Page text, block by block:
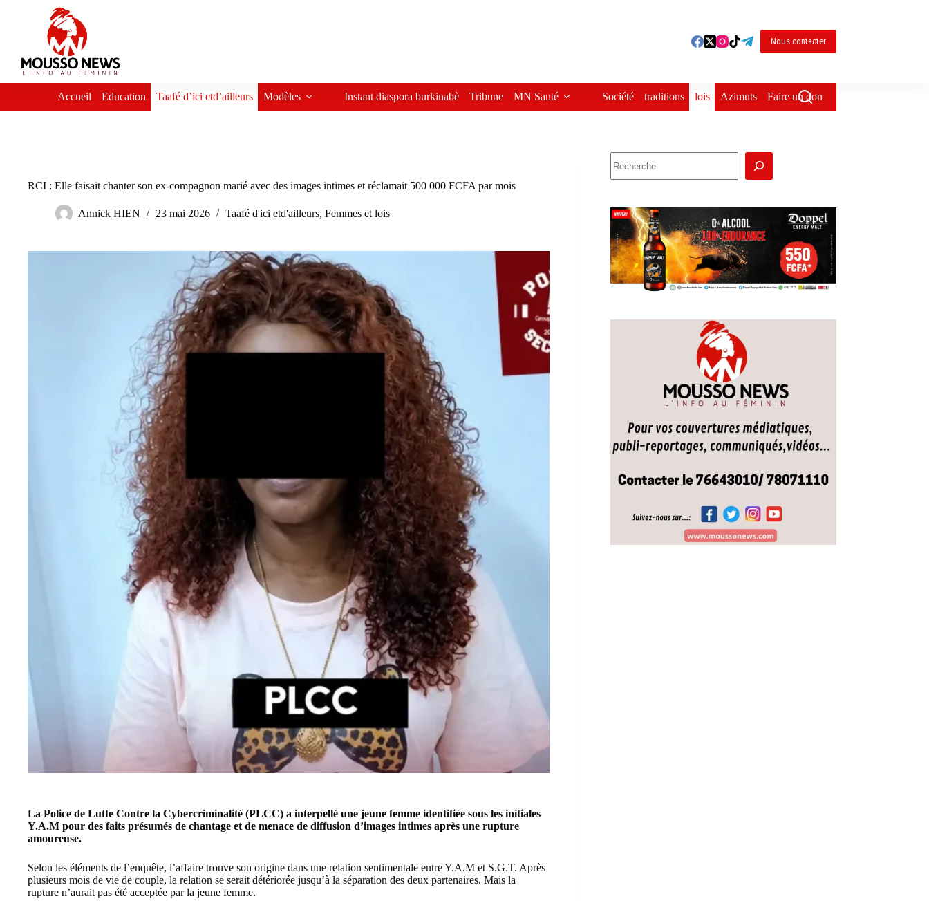
Nous contacter
Accueil Education Taafé d’ici etd’ailleurs Modèles Instant diaspora burkinabè Tribune MN Santé Société traditions lois Azimuts Faire un don
RCI : Elle faisait chanter son ex-compagnon marié avec des images intimes et réclamait 500 000 FCFA par mois
Annick HIEN 23 mai 2026 Taafé d'ici etd'ailleurs, Femmes et lois
La Police de Lutte Contre la Cybercriminalité (PLCC) a interpellé une jeune femme identifiée sous les initiales
Y.A.M pour des faits présumés de chantage et de menace de diffusion d’images intimes après une rupture
amoureuse.
Selon les éléments de l’enquête, l’affaire trouve son origine dans une relation sentimentale entre Y.A.M et S.G.T. Après
plusieurs mois de vie de couple, la relation se serait détériorée jusqu’à la séparation des deux partenaires. Mais la
rupture n’aurait pas été acceptée par la jeune femme.